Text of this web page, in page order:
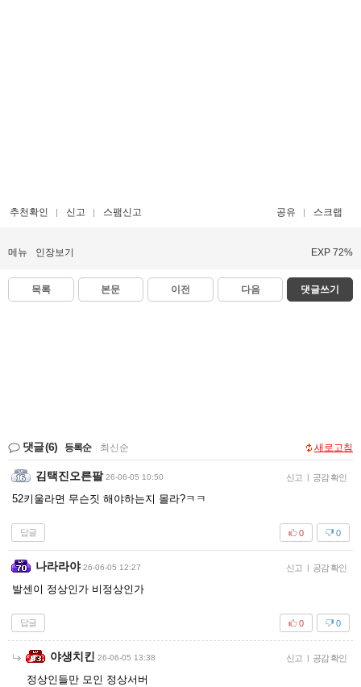
추천확인 신고 스팸신고 공유 스크랩
메뉴 인장보기 EXP 72%
목록 본문 이전 다음 댓글쓰기
댓글(6) 등록순 최신순 새로고침
김택진오른팔 26-06-05 10:50 신고 공감 확인
52키울라면 무슨짓 해야하는지 몰라?ㅋㅋ
답글 0
0
나라라야 26-06-05 12:27 신고 공감 확인
발센이 정상인가 비정상인가
답글 0
0
야생치킨 26-06-05 13:38 신고 공감 확인
정상인들만 모인 정상서버